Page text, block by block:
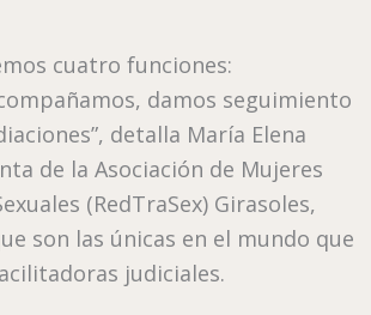
cuatro funciones:
damos seguimiento
detalla María Elena
de la Asociación de Mujeres
(RedTraSex) Girasoles,
son las únicas en el mundo que
judiciales.